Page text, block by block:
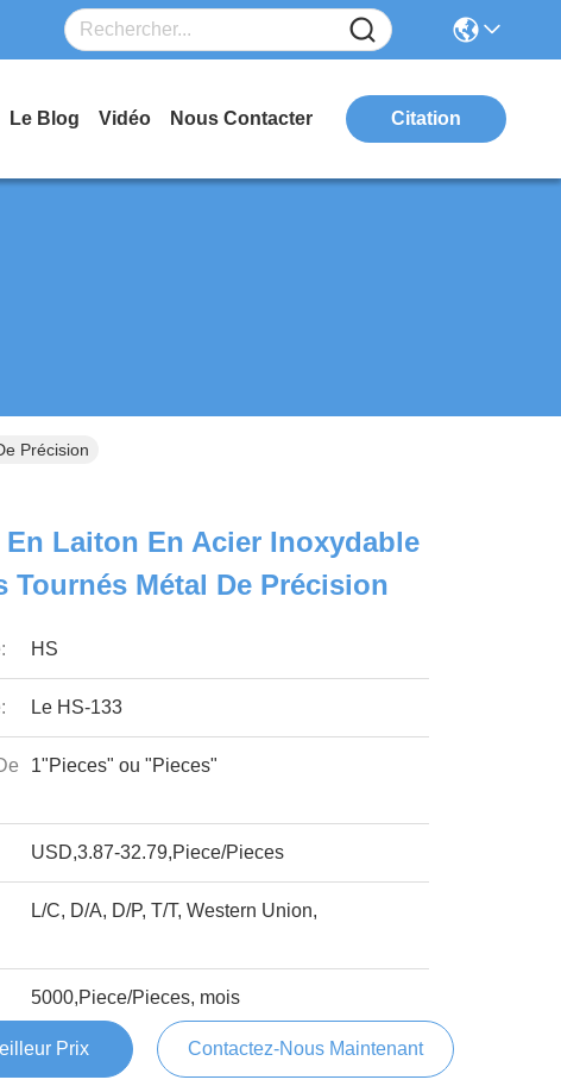
Le Blog Vidéo Nous Contacter Citation
Précision
En Laiton En Acier Inoxydable
Tournés Métal De Précision
HS
Le HS-133
1"Pieces" ou "Pieces"
USD,3.87-32.79,Piece/Pieces
L/C, D/A, D/P, T/T, Western Union,
5000,Piece/Pieces, mois
Prix Contactez-Nous Maintenant